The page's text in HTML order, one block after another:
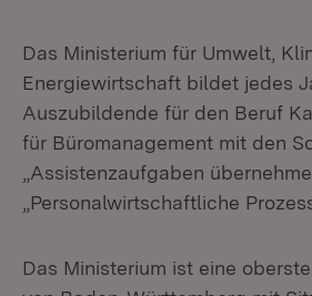
Das Ministerium für Umwelt,
Energiewirtschaft bildet jedes
Auszubildende für den Beruf
für Büromanagement mit den
„Assistenzaufgaben
„Personalwirtschaftliche
Das Ministerium ist eine